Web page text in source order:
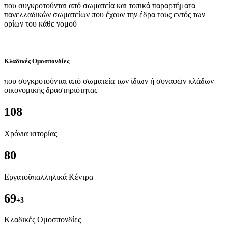
που συγκροτούνται από σωματεία και τοπικά παραρτήματα
πανελλαδικών σωματείων που έχουν την έδρα τους εντός των
ορίων του κάθε νομού
Κλαδικές Ομοσπονδίες
που συγκροτούνται από σωματεία των ίδιων ή συναφών κλάδων
οικονομικής δραστηριότητας
108
Χρόνια ιστορίας
80
Εργατοϋπαλληλικά Κέντρα
69+3
Kλαδικές Ομοσπονδίες